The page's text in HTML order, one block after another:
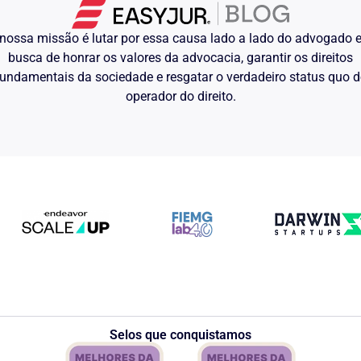
fazendo jus ao benefício
ATUALIZAÇÃO
ESPECÍFICA. 1.É de ser
de auxílio-doença desde
da sentença stricto sensu
processo executivo autônomo (sine
Sexta Turma, Relator João
não encontra suporte na
missão é lutar por essa causa lado a lado do advogado
busca de honrar os valores da advocacia, garantir os direitos
da sociedade e resgatar o verdadeiro status quo
operador do direito.
Selos que conquistamos